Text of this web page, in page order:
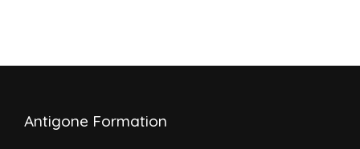
Antigone Formation